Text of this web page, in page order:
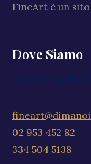
FineArt è un
Dove Siamo
Via XXV Aprile,
02 953 452 82
334 504 5138